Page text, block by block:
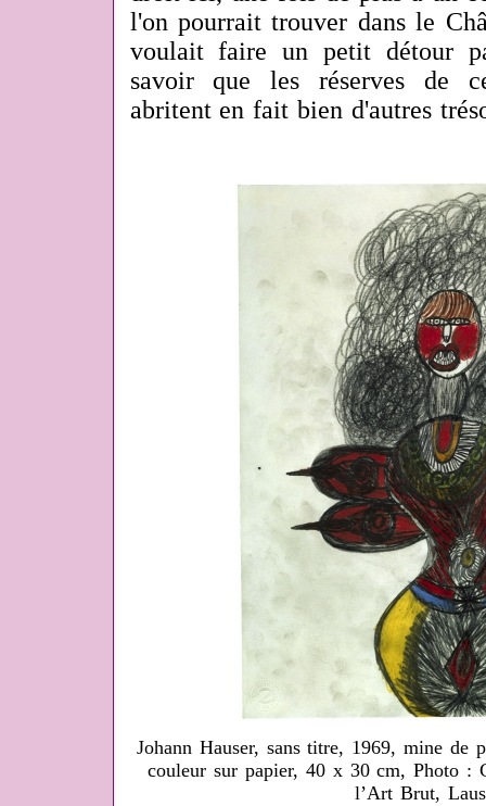
l'on pourrait trouver dans le
voulait faire un petit détour
savoir que les réserves de
abritent en fait bien d'autres
Johann Hauser, sans titre, 1969, mine de
couleur sur papier, 40 x 30 cm, Photo :
l’Art Brut,